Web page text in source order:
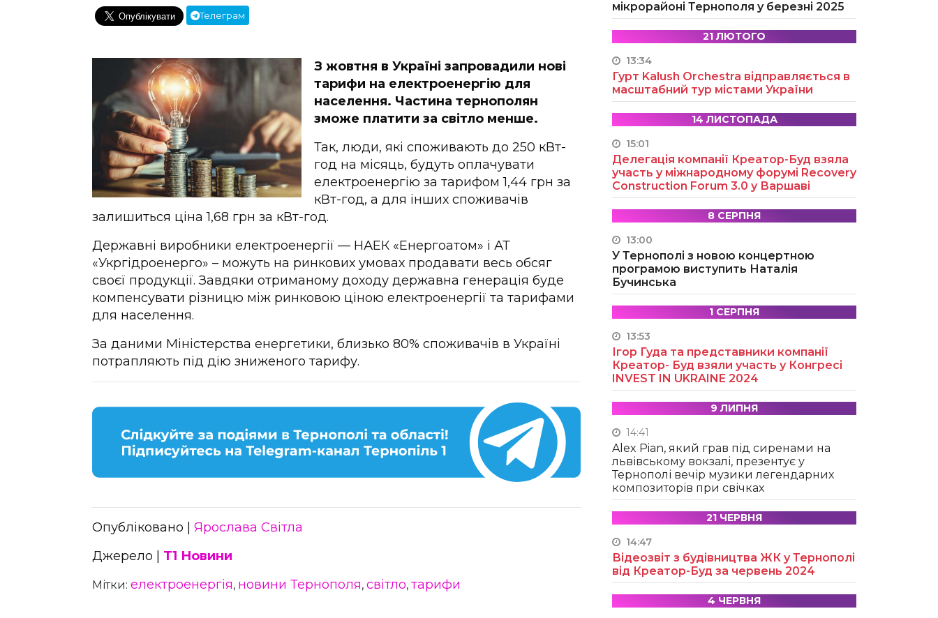
Телеграм
З жовтня в Україні запровадили нові
тарифи на електроенергію для
населення. Частина тернополян
зможе платити за світло менше.
Так, люди, які споживають до 250 кВт-
год на місяць, будуть оплачувати
електроенергію за тарифом 1,44 грн за
кВт-год, а для інших споживачів
залишиться ціна 1,68 грн за кВт-год.
Державні виробники електроенергії — НАЕК «Енергоатом» і АТ
«Укргідроенерго» – можуть на ринкових умовах продавати весь обсяг
своєї продукції. Завдяки отриманому доходу державна генерація буде
компенсувати різницю між ринковою ціною електроенергії та тарифами
для населення.
За даними Міністерства енергетики, близько 80% споживачів в Україні
потрапляють під дію зниженого тарифу.
Опубліковано | Ярослава Світла
Джерело | Т1 Новини
Мітки: електроенергія, новини Тернополя, світло, тарифи
мікрорайоні Тернополя у березні 2025
21 ЛЮТОГО
13:34
Гурт Kalush Orchestra відправляється в
масштабний тур містами України
14 ЛИСТОПАДА
15:01
Делегація компанії Креатор-Буд взяла
участь у міжнародному форумі Recovery
Construction Forum 3.0 у Варшаві
8 СЕРПНЯ
13:00
У Тернополі з новою концертною
програмою виступить Наталія
Бучинська
1 СЕРПНЯ
13:53
Ігор Гуда та представники компанії
Креатор- Буд взяли участь у Конгресі
INVEST IN UKRAINE 2024
9 ЛИПНЯ
14:41
Alex Pian, який грав під сиренами на
львівському вокзалі, презентує у
Тернополі вечір музики легендарних
композиторів при свічках
21 ЧЕРВНЯ
14:47
Відеозвіт з будівництва ЖК у Тернополі
від Креатор-Буд за червень 2024
4 ЧЕРВНЯ